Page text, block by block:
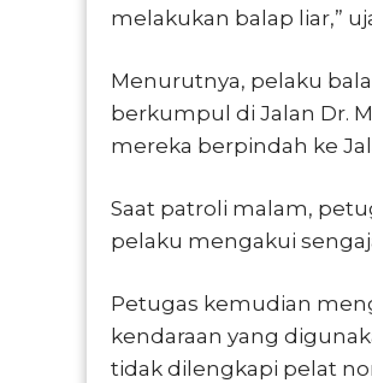
melakukan balap liar,”
Menurutnya, pelaku
berkumpul di Jalan Dr.
mereka berpindah ke
Saat patroli malam,
pelaku mengakui
Petugas kemudian
kendaraan yang
tidak dilengkapi pelat